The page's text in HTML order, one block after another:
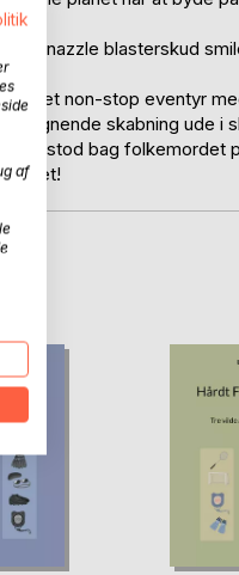
znazzle blasterskud
på et non-stop eventyr
skabning ude i
der stod bag folkemordet
af